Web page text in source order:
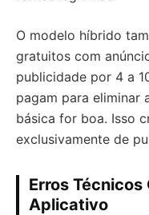
O modelo híbrido
gratuitos com
publicidade por 4 a
pagam para eliminar
básica for boa. Isso
exclusivamente de
Erros Técnicos
Aplicativo